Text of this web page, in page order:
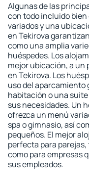
Algunas de las
con todo incluido
variados y una
en Tekirova
como una amplia
huéspedes. Los
mejor ubicación, a un
en Tekirova. Los
uso del aparcamiento
habitación o una
sus necesidades. Un
ofrezca un menú
spa o gimnasio, así
pequeños. El mejor
perfecta para
como para empresas
sus empleados.